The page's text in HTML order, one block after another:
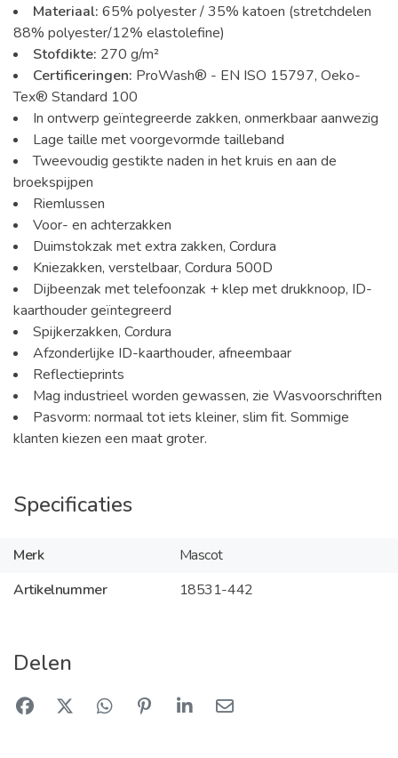
Materiaal: 65% polyester / 35% katoen (stretchdelen
88% polyester/12% elastolefine)
Stofdikte: 270 g/m²
Certificeringen: ProWash® - EN ISO 15797, Oeko-
Tex® Standard 100
In ontwerp geïntegreerde zakken, onmerkbaar aanwezig
Lage taille met voorgevormde tailleband
Tweevoudig gestikte naden in het kruis en aan de
broekspijpen
Riemlussen
Voor- en achterzakken
Duimstokzak met extra zakken, Cordura
Kniezakken, verstelbaar, Cordura 500D
Dijbeenzak met telefoonzak + klep met drukknoop, ID-
kaarthouder geïntegreerd
Spijkerzakken, Cordura
Afzonderlijke ID-kaarthouder, afneembaar
Reflectieprints
Mag industrieel worden gewassen, zie Wasvoorschriften
Pasvorm: normaal tot iets kleiner, slim fit. Sommige
klanten kiezen een maat groter.
Specificaties
Merk
Mascot
Artikelnummer
18531-442
Delen